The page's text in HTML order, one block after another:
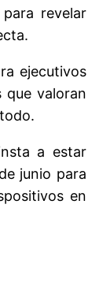
revelar
ejecutivos
que valoran
a estar
junio para
en